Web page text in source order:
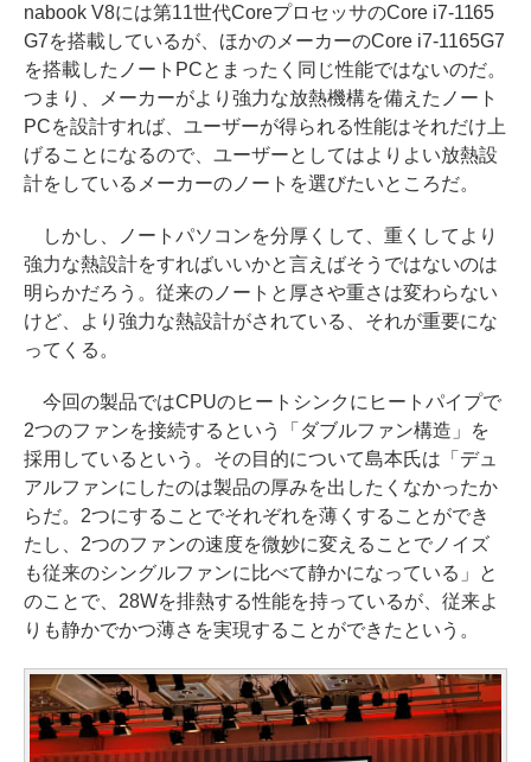
nabook V8には第11世代CoreプロセッサのCore i7-1165
G7を搭載しているが、ほかのメーカーのCore i7-1165G7
を搭載したノートPCとまったく同じ性能ではないのだ。
つまり、メーカーがより強力な放熱機構を備えたノート
PCを設計すれば、ユーザーが得られる性能はそれだけ上
げることになるので、ユーザーとしてはよりよい放熱設
計をしているメーカーのノートを選びたいところだ。
しかし、ノートパソコンを分厚くして、重くしてより
強力な熱設計をすればいいかと言えばそうではないのは
明らかだろう。従来のノートと厚さや重さは変わらない
けど、より強力な熱設計がされている、それが重要にな
ってくる。
今回の製品ではCPUのヒートシンクにヒートパイプで
2つのファンを接続するという「ダブルファン構造」を
採用しているという。その目的について島本氏は「デュ
アルファンにしたのは製品の厚みを出したくなかったか
らだ。2つにすることでそれぞれを薄くすることができ
たし、2つのファンの速度を微妙に変えることでノイズ
も従来のシングルファンに比べて静かになっている」と
のことで、28Wを排熱する性能を持っているが、従来よ
りも静かでかつ薄さを実現することができたという。